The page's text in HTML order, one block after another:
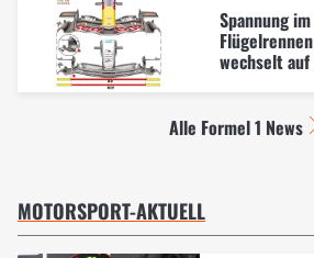
Spannung
wechselt
Alle Formel 1 News
MOTORSPORT-AKTUELL